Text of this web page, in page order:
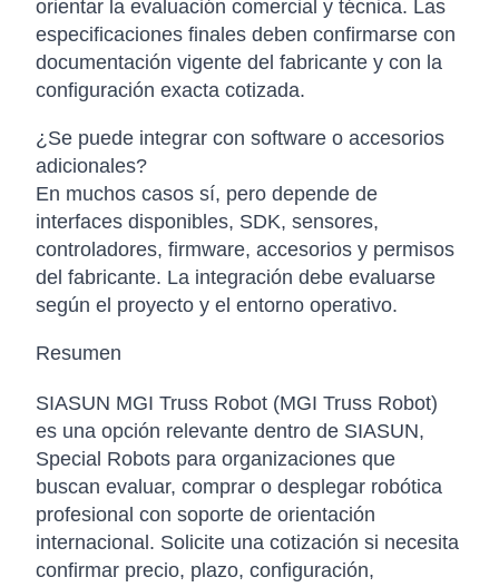
orientar la evaluación comercial y técnica. Las
especificaciones finales deben confirmarse con
documentación vigente del fabricante y con la
configuración exacta cotizada.
¿Se puede integrar con software o accesorios
adicionales?
En muchos casos sí, pero depende de
interfaces disponibles, SDK, sensores,
controladores, firmware, accesorios y permisos
del fabricante. La integración debe evaluarse
según el proyecto y el entorno operativo.
Resumen
SIASUN MGI Truss Robot (MGI Truss Robot)
es una opción relevante dentro de SIASUN,
Special Robots para organizaciones que
buscan evaluar, comprar o desplegar robótica
profesional con soporte de orientación
internacional. Solicite una cotización si necesita
confirmar precio, plazo, configuración,